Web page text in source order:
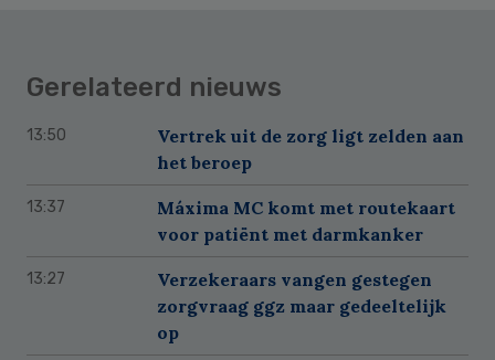
Gerelateerd nieuws
13:50
Vertrek uit de zorg ligt zelden aan
het beroep
13:37
Máxima MC komt met routekaart
voor patiënt met darmkanker
13:27
Verzekeraars vangen gestegen
zorgvraag ggz maar gedeeltelijk
op